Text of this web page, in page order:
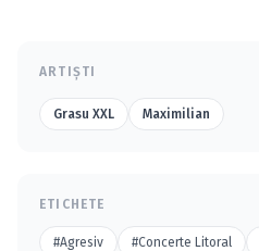
ARTIȘTI
Grasu XXL Maximilian
ETICHETE
#Agresiv #Concerte Litoral